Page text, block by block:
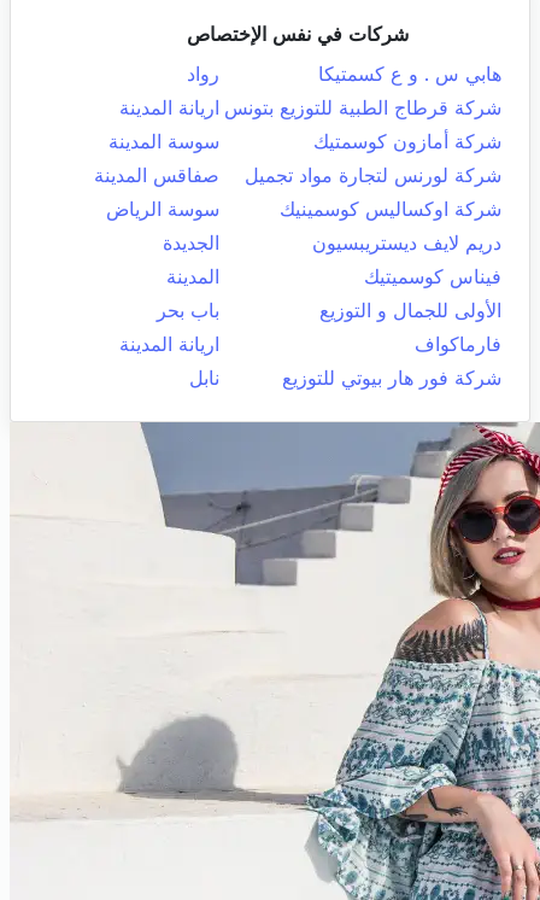
شركات في نفس الإختصاص
هابي س . و ع كسمتيكا
رواد
شركة قرطاج الطبية للتوزيع بتونس اريانة المدينة
شركة أمازون كوسمتيك
سوسة المدينة
شركة لورنس لتجارة مواد تجميل
صفاقس المدينة
شركة اوكساليس كوسمينيك
سوسة الرياض
دريم لايف ديستريبسيون
الجديدة
فيناس كوسميتيك
المدينة
الأولى للجمال و التوزيع
باب بحر
فارماكواف
اريانة المدينة
شركة فور هار بيوتي للتوزيع
نابل